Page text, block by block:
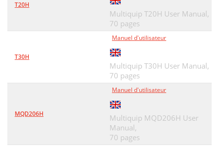
T20H
Multiquip T20H User Manual,
70 pages
T30H
Manuel d'utilisateur
Multiquip T30H User Manual,
70 pages
MQD206H
Manuel d'utilisateur
Multiquip MQD206H User
Manual,
70 pages